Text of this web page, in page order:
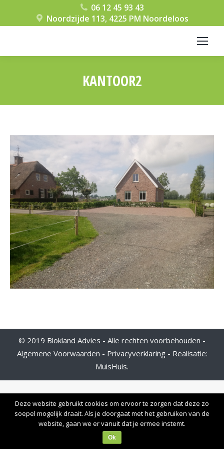
06 12 45 93 43
Noordzijde 113, 4225 PM Noordeloos
KANTOOR2
© 2019 Blokland Advies - Alle rechten voorbehouden -
Algemene Voorwaarden - Privacyverklaring- Realisatie:
MuisHuis.
Deze website gebruikt cookies om ervoor te zorgen dat deze zo
soepel mogelijk draait. Als je doorgaat met het gebruiken van de
website, gaan we er vanuit dat je ermee instemt.
Ok